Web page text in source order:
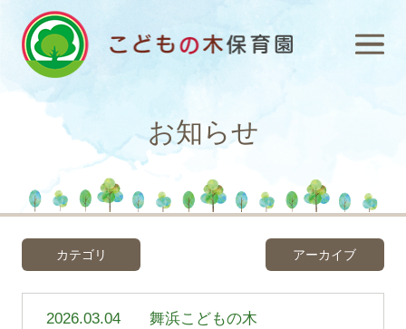
お知らせ
カテゴリ アーカイブ
2026.03.04 舞浜こどもの木